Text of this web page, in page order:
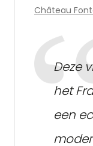
Château
Deze
het
een